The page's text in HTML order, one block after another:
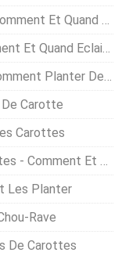
Éclaircir Les Cerises
Éclaircir Un Pêcher
Des Graines De Basilic
De Carotte
Carottes
Des Carottes Dans Le Jardin
Les Planter
Rave
De Carottes